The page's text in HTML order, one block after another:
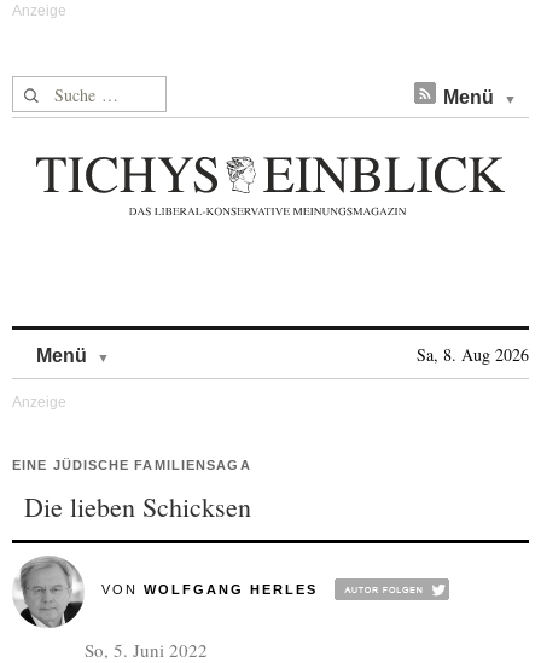
Suche nach: Menü
Menü Sa, 8. Aug 2026
EINE JÜDISCHE FAMILIENSAGA
Die lieben Schicksen
VON WOLFGANG HERLES
So, 5. Juni 2022